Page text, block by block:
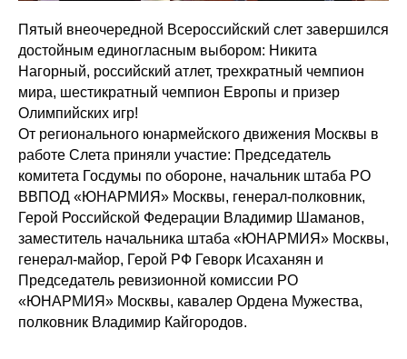
Пятый внеочередной Всероссийский слет завершился
достойным единогласным выбором: Никита
Нагорный, российский атлет, трехкратный чемпион
мира, шестикратный чемпион Европы и призер
Олимпийских игр!
От регионального юнармейского движения Москвы в
работе Слета приняли участие: Председатель
комитета Госдумы по обороне, начальник штаба РО
ВВПОД «ЮНАРМИЯ» Москвы, генерал-полковник,
Герой Российской Федерации Владимир Шаманов,
заместитель начальника штаба «ЮНАРМИЯ» Москвы,
генерал-майор, Герой РФ Геворк Исаханян и
Председатель ревизионной комиссии РО
«ЮНАРМИЯ» Москвы, кавалер Ордена Мужества,
полковник Владимир Кайгородов.